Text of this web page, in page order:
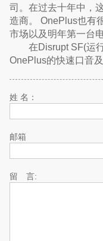
司。在过去十年中，
造商。 OnePlus也有
市场以及明年第一台
在Disrupt SF(运
OnePlus的快速口音
姓 名：
邮箱
留 言: